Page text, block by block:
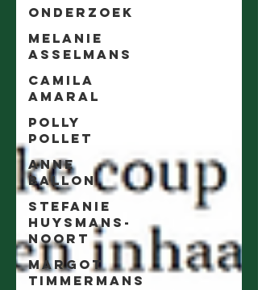
Onderzoek
Melanie
Asselmans
Camila
Amaral
Polly
Pollet
Anne
Ballon
Stefanie
Huysmans-
Noort
Margot
Timmermans